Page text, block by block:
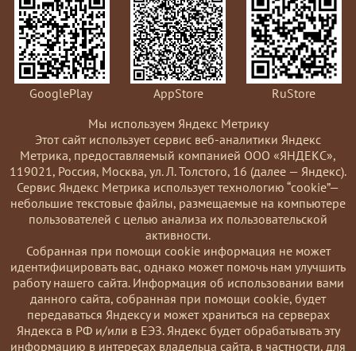
GooglePlay AppStore
RuStore
Мы используем Яндекс Метрику
Этот сайт использует сервис веб-аналитики Яндекс
Метрика, предоставляемый компанией ООО «ЯНДЕКС»,
119021, Россия, Москва, ул. Л. Толстого, 16 (далее — Яндекс).
Сервис Яндекс Метрика использует технологию “cookie”—
небольшие текстовые файлы, размещаемые на компьютере
пользователей с целью анализа их пользовательской
активности.
Coбранная при помощи cookie информация не может
идентифицировать вас, однако может помочь нам улучшить
работу нашего сайта. Информация об использовании вами
данного сайта, собранная при помощи cookie, будет
передаваться Яндексу и может храниться на серверах
Яндекса в РФ и/или в ЕЭЗ. Яндекс будет обрабатывать эту
информацию в интересах владельца сайта, в частности, для